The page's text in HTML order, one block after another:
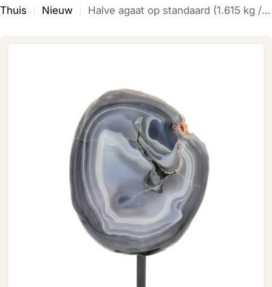
Thuis Nieuw Halve agaat op standaard (1.615 kg / 23 cm)
Open media 0 in modal